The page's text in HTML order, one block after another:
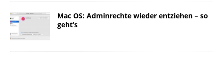
Mac OS: Adminrechte wieder entziehen – so
geht’s